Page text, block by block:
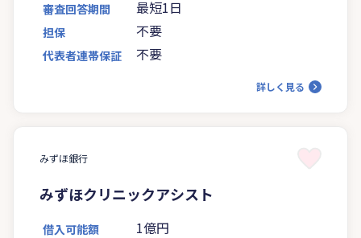
審査回答期間 最短1日
担保 不要
代表者連帯保証 不要
詳しく見る
みずほ銀行
みずほクリニックアシスト
借入可能額 1億円